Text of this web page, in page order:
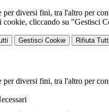
per diversi fini, tra l'altro per
cookie, cliccando su "Gestisci
Gestisci Cookie Rifiuta Tutti
per diversi fini, tra l'altro per